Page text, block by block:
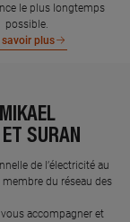
le plus longtemps
possible.
savoir plus
SURAN
de l’électricité au
membre du réseau des
vous accompagner et